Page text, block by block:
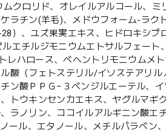
クロリド、オレイルアルコール、
ラチン(羊毛)、メドウフォーム-ラク
）、ユズ果実エキス、ヒドロキシプ
エチルジモニウムエトサルフェート
レハロース、ベヘントリモニウムメ
酸（フェトステリル/イソステアリル
ン酸ＰＰＧ−３ベンジルエーテル、
トウキンセンカエキス、ヤグルマギ
ラノリン、ココイルアルギニン酸エ
ール、エタノール、メチルパラベン